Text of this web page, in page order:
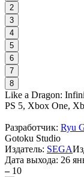
2
3
4
5
6
7
8
Like a Dragon:
PS 5, Xbox One,
Разработчик: Ryu
Gotoku Studio
Издатель: SEGA
Дата выхода: 26
– 10